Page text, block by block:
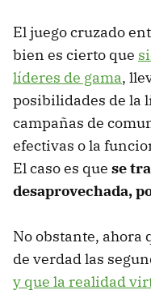
El juego cruzado
bien es cierto que
líderes de gama,
posibilidades de la
campañas de
efectivas o la
El caso es que se
desaprovechada,
No obstante, ahora
de verdad las
y que la realidad